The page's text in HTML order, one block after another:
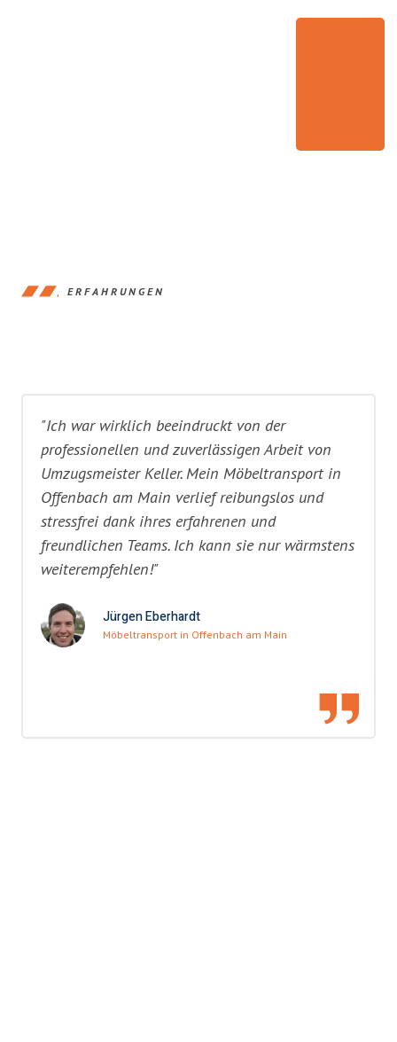
ERFAHRUNGEN
"Ich war wirklich beeindruckt von der
professionellen und zuverlässigen Arbeit von
Umzugsmeister Keller. Mein Möbeltransport in
Offenbach am Main verlief reibungslos und
stressfrei dank ihres erfahrenen und
freundlichen Teams. Ich kann sie nur wärmstens
weiterempfehlen!"
Jürgen Eberhardt
Möbeltransport in Offenbach am Main